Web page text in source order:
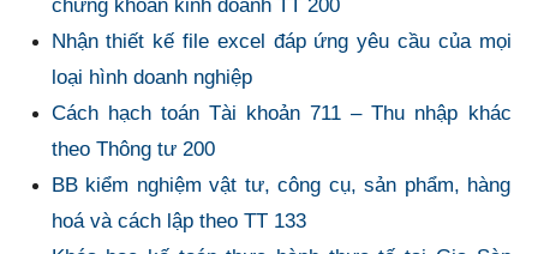
chứng khoán kinh doanh TT 200
Nhận thiết kế file excel đáp ứng yêu cầu của mọi
loại hình doanh nghiệp
Cách hạch toán Tài khoản 711 – Thu nhập khác
theo Thông tư 200
BB kiểm nghiệm vật tư, công cụ, sản phẩm, hàng
hoá và cách lập theo TT 133